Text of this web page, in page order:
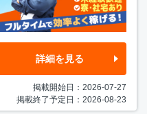
詳細を見る
掲載開始日：2026-07-27
掲載終了予定日：2026-08-23